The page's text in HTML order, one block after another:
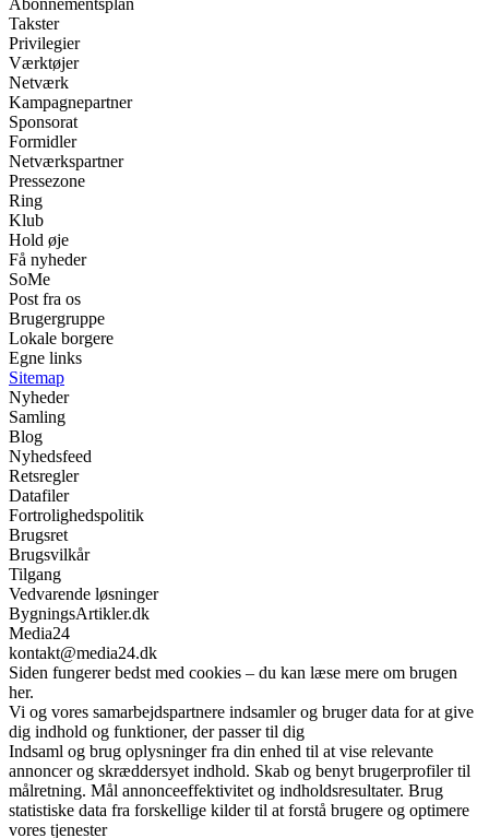
Abonnementsplan
Takster
Privilegier
Værktøjer
Netværk
Kampagnepartner
Sponsorat
Formidler
Netværkspartner
Pressezone
Ring
Klub
Hold øje
Få nyheder
SoMe
Post fra os
Brugergruppe
Lokale borgere
Egne links
Sitemap
Nyheder
Samling
Blog
Nyhedsfeed
Retsregler
Datafiler
Fortrolighedspolitik
Brugsret
Brugsvilkår
Tilgang
Vedvarende løsninger
BygningsArtikler.dk
Media24
kontakt@media24.dk
Siden fungerer bedst med cookies – du kan læse mere om brugen
her.
Vi og vores samarbejdspartnere indsamler og bruger data for at give
dig indhold og funktioner, der passer til dig
Indsaml og brug oplysninger fra din enhed til at vise relevante
annoncer og skræddersyet indhold. Skab og benyt brugerprofiler til
målretning. Mål annonceeffektivitet og indholdsresultater. Brug
statistiske data fra forskellige kilder til at forstå brugere og optimere
vores tjenester